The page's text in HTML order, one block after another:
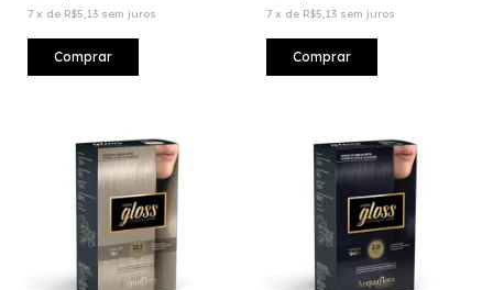
7 x de R$5,13 sem juros 7 x de R$5,13 sem juros